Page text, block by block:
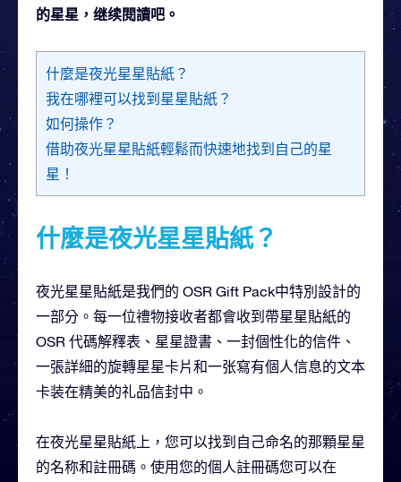
的星星，继续閱讀吧。
什麼是夜光星星貼紙？
我在哪裡可以找到星星貼紙？
如何操作？
借助夜光星星貼紙輕鬆而快速地找到自己的星
星！
什麼是夜光星星貼紙？
夜光星星貼紙是我們的 OSR Gift Pack中特別設計的
一部分。每一位禮物接收者都會收到帶星星貼紙的
OSR 代碼解釋表、星星證書、一封個性化的信件、
一張詳細的旋轉星星卡片和一张寫有個人信息的文本
卡装在精美的礼品信封中。
在夜光星星貼紙上，您可以找到自己命名的那顆星星
的名称和註冊碼。使用您的個人註冊碼您可以在